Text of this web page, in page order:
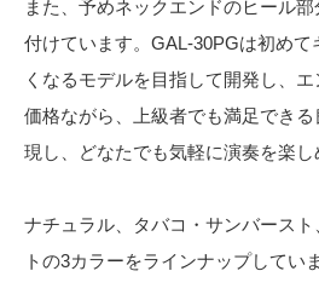
また、予めネックエンドのヒール
付けています。GAL-30PGは初めて
くなるモデルを目指して開発し、
価格ながら、上級者でも満足でき
現し、どなたでも気軽に演奏を楽し
ナチュラル、タバコ・サンバース
トの3カラーをラインナップしてい